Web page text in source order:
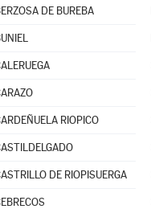
DE BUREBA
RIOPICO
DE RIOPISUERGA